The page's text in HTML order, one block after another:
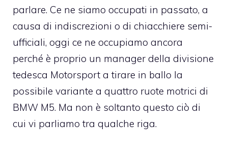
parlare. Ce ne siamo occupati in passato, a
causa di indiscrezioni o di chiacchiere semi-
ufficiali, oggi ce ne occupiamo ancora
perché è proprio un manager della divisione
tedesca Motorsport a tirare in ballo la
possibile variante a quattro ruote motrici di
BMW M5. Ma non è soltanto questo ciò di
cui vi parliamo tra qualche riga.